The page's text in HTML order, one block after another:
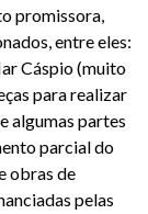
promissora,
entre eles:
Cáspio (muito
para realizar
algumas partes
parcial do
obras de
pelas